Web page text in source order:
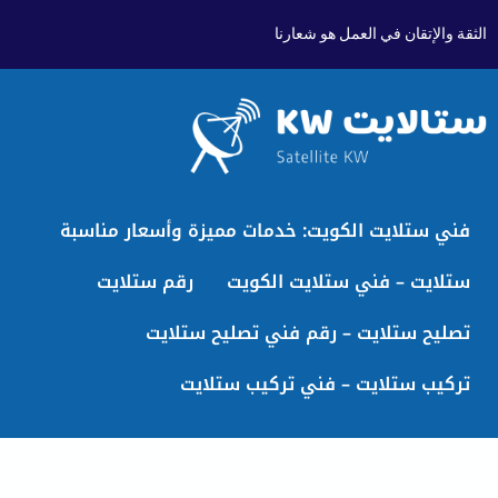
الثقة والإتقان في العمل هو شعارنا
فني ستلايت الكويت: خدمات مميزة وأسعار مناسبة
ستلايت – فني ستلايت الكويت
رقم ستلايت
تصليح ستلايت – رقم فني تصليح ستلايت
تركيب ستلايت – فني تركيب ستلايت